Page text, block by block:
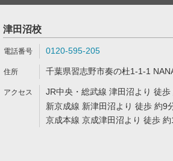
津田沼校
0120-595-205
千葉県習志野市奏の杜1-1-1
JR中央・総武線 津田沼より 徒歩
新京成線 新津田沼より 徒歩 約9
京成本線 京成津田沼より 徒歩